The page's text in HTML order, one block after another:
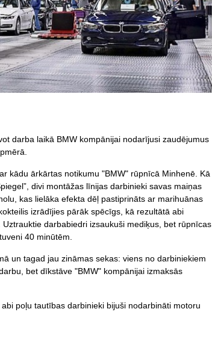
darba laikā BMW kompānijai nodarījusi zaudējumus
kādu ārkārtas notikumu "BMW" rūpnīcā Minhenē. Kā
divi montāžas līnijas darbinieki savas maiņas
kas lielāka efekta dēļ pastiprināts ar marihuānas
izrādījies pārāk spēcīgs, kā rezultātā abi
darbabiedri izsaukuši mediķus, bet rūpnīcas
40 minūtēm.
un tagad jau zināmas sekas: viens no darbiniekiem
bet dīkstāve "BMW" kompānijai izmaksās
poļu tautības darbinieki bijuši nodarbināti motoru